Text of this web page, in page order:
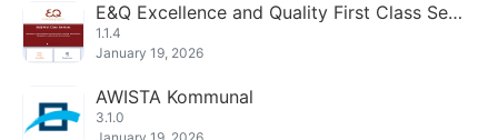
E&Q Excellence and Quality First Class Serv
ices
1.1.4
January 19, 2026
AWISTA Kommunal
3.1.0